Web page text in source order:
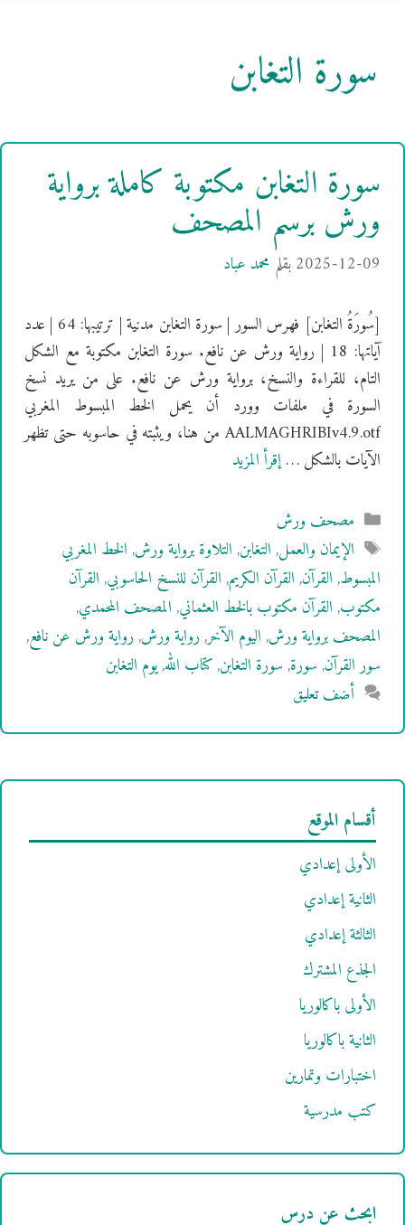
سورة التغابن
سورة التغابن مكتوبة كاملة برواية
ورش برسم المصحف
2025-12-09بقلم محمد عباد
[سُورَةُ التغابن] فهرس السور | سورة التغابن مدنية | ترتيبها: 64 | عدد
آياتها: 18 | رواية ورش عن نافع. سورة التغابن مكتوبة مع الشكل
التام، للقراءة والنسخ، برواية ورش عن نافع. على من يريد نسخ
السورة في ملفات وورد أن يحمل الخط المبسوط المغربي
AALMAGHRIBIv4.9.otf من هنا، ويثبته في حاسوبه حتى تظهر
الآيات بالشكل …إقرأ المزيد
التصنيفات
مصحف ورش
الوسوم
الإيمان والعمل,التغابن,التلاوة برواية ورش,الخط المغربي
المبسوط,القرآن,القرآن الكريم,القرآن للنسخ الحاسوبي,القرآن
مكتوب,القرآن مكتوب بالخط العثماني,المصحف المحمدي,
المصحف برواية ورش,اليوم الآخر,رواية ورش,رواية ورش عن نافع,
سور القرآن,سورة,سورة التغابن,كتاب الله,يوم التغابن
أضف تعليق
أقسام الموقع
الأولى إعدادي
الثانية إعدادي
الثالثة إعدادي
الجذع المشترك
الأولى باكالوريا
الثانية باكالوريا
اختبارات وتمارين
كتب مدرسية
ابحث عن درس